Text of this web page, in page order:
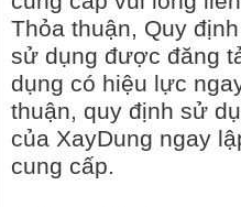
Thỏa thuận, Quy
sử dụng được đăng
dụng có hiệu lực
thuận, quy định sử
của XayDung ngay
cung cấp.